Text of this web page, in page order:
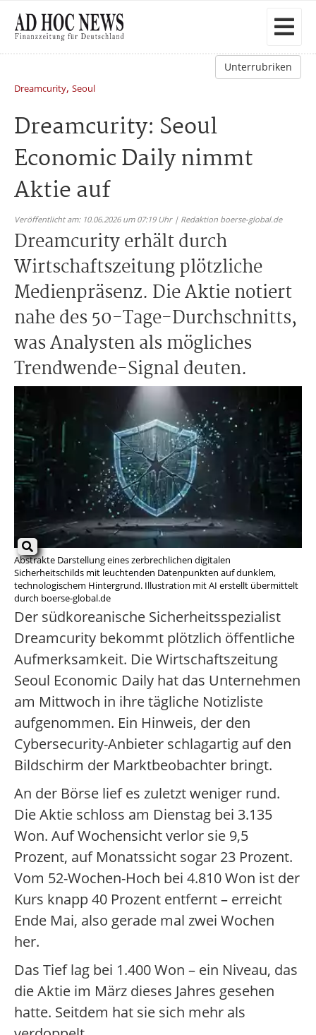
Unterrubriken
Dreamcurity, Seoul
Dreamcurity: Seoul
Economic Daily nimmt
Aktie auf
Veröffentlicht am: 10.06.2026 um 07:19 Uhr | Redaktion boerse-global.de
Dreamcurity erhält durch
Wirtschaftszeitung plötzliche
Medienpräsenz. Die Aktie notiert
nahe des 50-Tage-Durchschnitts,
was Analysten als mögliches
Trendwende-Signal deuten.
Abstrakte Darstellung eines zerbrechlichen digitalen
Sicherheitschilds mit leuchtenden Datenpunkten auf dunklem,
technologischem Hintergrund. Illustration mit AI erstellt übermittelt
durch boerse-global.de
Der südkoreanische Sicherheitsspezialist
Dreamcurity bekommt plötzlich öffentliche
Aufmerksamkeit. Die Wirtschaftszeitung
Seoul Economic Daily hat das Unternehmen
am Mittwoch in ihre tägliche Notizliste
aufgenommen. Ein Hinweis, der den
Cybersecurity-Anbieter schlagartig auf den
Bildschirm der Marktbeobachter bringt.
An der Börse lief es zuletzt weniger rund.
Die Aktie schloss am Dienstag bei 3.135
Won. Auf Wochensicht verlor sie 9,5
Prozent, auf Monatssicht sogar 23 Prozent.
Vom 52-Wochen-Hoch bei 4.810 Won ist der
Kurs knapp 40 Prozent entfernt – erreicht
Ende Mai, also gerade mal zwei Wochen
her.
Das Tief lag bei 1.400 Won – ein Niveau, das
die Aktie im März dieses Jahres gesehen
hatte. Seitdem hat sie sich mehr als